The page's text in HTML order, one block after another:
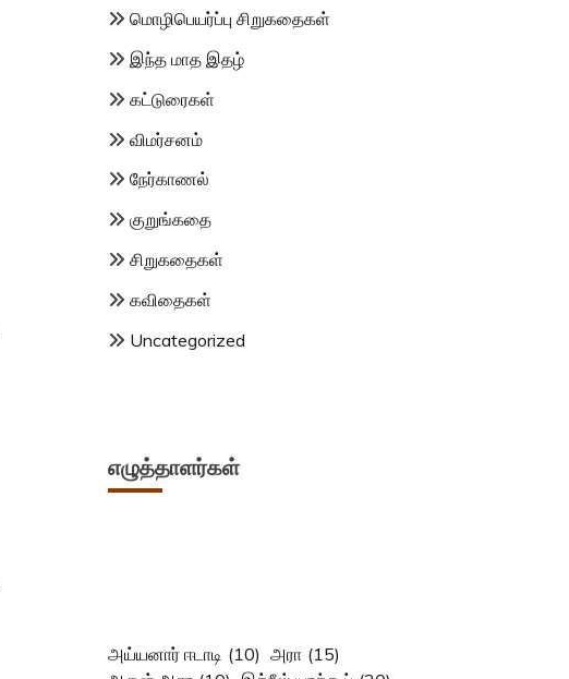
மொழிபெயர்ப்பு சிறுகதைகள்
இந்த மாத இதழ்
கட்டுரைகள்
விமர்சனம்
நேர்காணல்
குறுங்கதை
சிறுகதைகள்
கவிதைகள்
Uncategorized
எழுத்தாளர்கள்
அய்யனார் ஈடாடி (10) அரா (15)